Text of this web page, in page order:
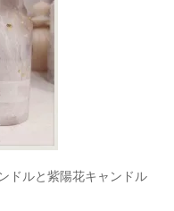
ドルと紫陽花キャンドル